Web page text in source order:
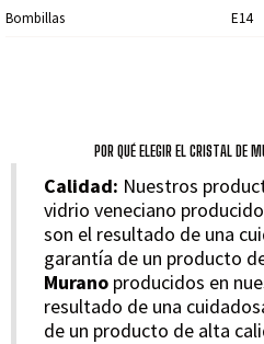
Bombillas
E14
POR QUÉ ELEGIR EL CRISTAL DE
Calidad: Nuestros
vidrio veneciano
son el resultado de una
garantía de un producto
Murano producidos en
resultado de una
de un producto de alta